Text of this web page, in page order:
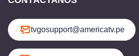
tvgosupport@americatv.pe